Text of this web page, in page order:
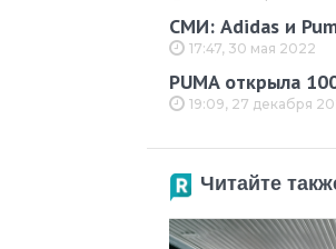
СМИ: Adidas и
17:47, 30 мая 2022
PUMA открыла
19:09, 27 декабря
Читайте